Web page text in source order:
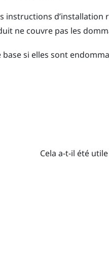
instructions d’installation
ne couvre pas les
si elles sont
Cela a-t-il été utile